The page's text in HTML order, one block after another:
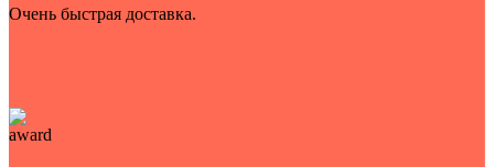
Очень быстрая доставка.